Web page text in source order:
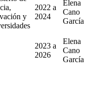
y
2022 a
2024
Elena
Cano
García
2023 a
2026
Elena
Cano
García